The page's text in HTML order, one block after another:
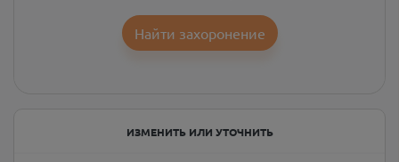
Найти захоронение
ИЗМЕНИТЬ ИЛИ УТОЧНИТЬ